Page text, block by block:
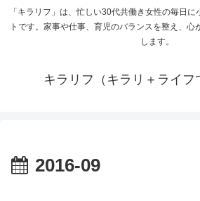
「キラリフ」は、忙しい30代共働き女性の毎日
トです。家事や仕事、育児のバランスを整え、心
します。
キラリフ（キラリ＋ライフ
2016-09